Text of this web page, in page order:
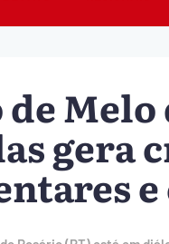
de
gera